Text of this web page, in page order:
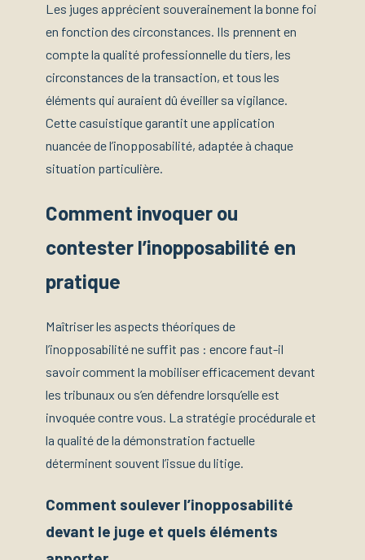
Les juges apprécient souverainement la bonne foi
en fonction des circonstances. Ils prennent en
compte la qualité professionnelle du tiers, les
circonstances de la transaction, et tous les
éléments qui auraient dû éveiller sa vigilance.
Cette casuistique garantit une application
nuancée de l’inopposabilité, adaptée à chaque
situation particulière.
Comment invoquer ou
contester l’inopposabilité en
pratique
Maîtriser les aspects théoriques de
l’inopposabilité ne suffit pas : encore faut-il
savoir comment la mobiliser efficacement devant
les tribunaux ou s’en défendre lorsqu’elle est
invoquée contre vous. La stratégie procédurale et
la qualité de la démonstration factuelle
déterminent souvent l’issue du litige.
Comment soulever l’inopposabilité
devant le juge et quels éléments